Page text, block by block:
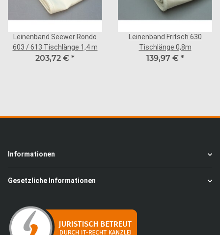
Leinenband Seewer Rondo
603 / 613 Tischlänge 1,4 m
203,72 € *
Leinenband Fritsch 630
Tischlänge 0,8m
139,97 € *
Informationen
Gesetzliche Informationen